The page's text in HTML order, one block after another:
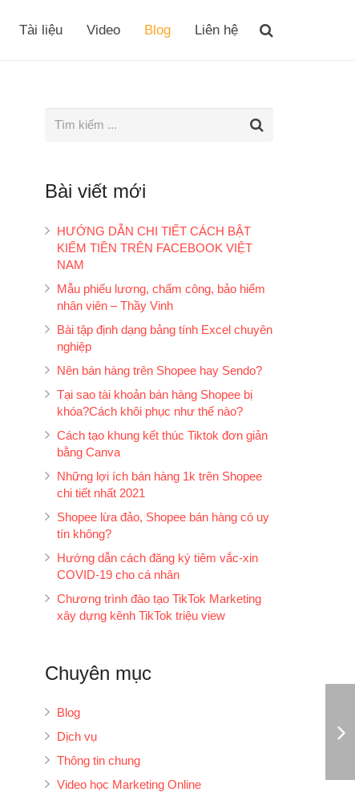
Tài liệu Video Blog Liên hệ
Bài viết mới
HƯỚNG DẪN CHI TIẾT CÁCH BẬT
KIẾM TIỀN TRÊN FACEBOOK VIỆT
NAM
Mẫu phiếu lương, chấm công, bảo hiểm
nhân viên – Thầy Vinh
Bài tập định dạng bảng tính Excel chuyên
nghiệp
Nên bán hàng trên Shopee hay Sendo?
Tại sao tài khoản bán hàng Shopee bị
khóa?Cách khôi phục như thế nào?
Cách tạo khung kết thúc Tiktok đơn giản
bằng Canva
Những lợi ích bán hàng 1k trên Shopee
chi tiết nhất 2021
Shopee lừa đảo, Shopee bán hàng có uy
tín không?
Hướng dẫn cách đăng ký tiêm vắc-xin
COVID-19 cho cá nhân
Chương trình đào tạo TikTok Marketing
xây dựng kênh TikTok triệu view
Chuyên mục
Blog
Dịch vụ
Thông tin chung
Video học Marketing Online